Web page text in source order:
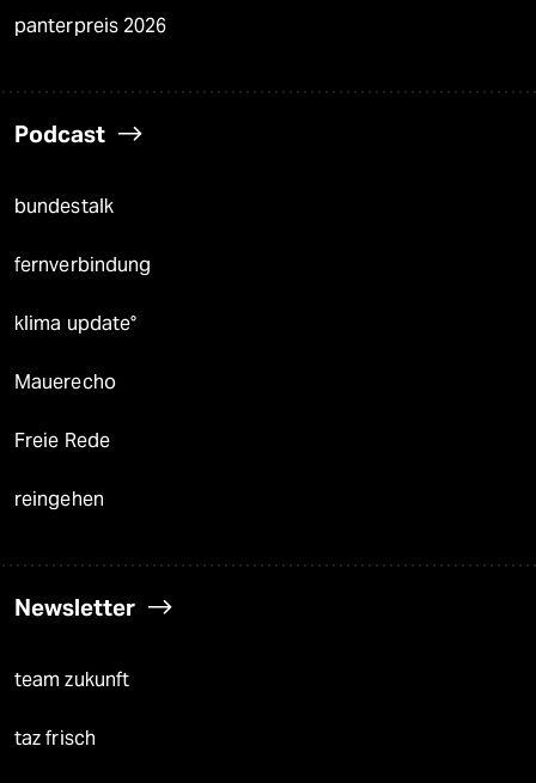
panterpreis 2026
Podcast
bundestalk
fernverbindung
klima update°
Mauerecho
Freie Rede
reingehen
Newsletter
team zukunft
taz frisch